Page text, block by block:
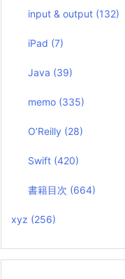
input & output (132)
iPad (7)
Java (39)
memo (335)
O’Reilly (28)
Swift (420)
書籍目次 (664)
xyz (256)